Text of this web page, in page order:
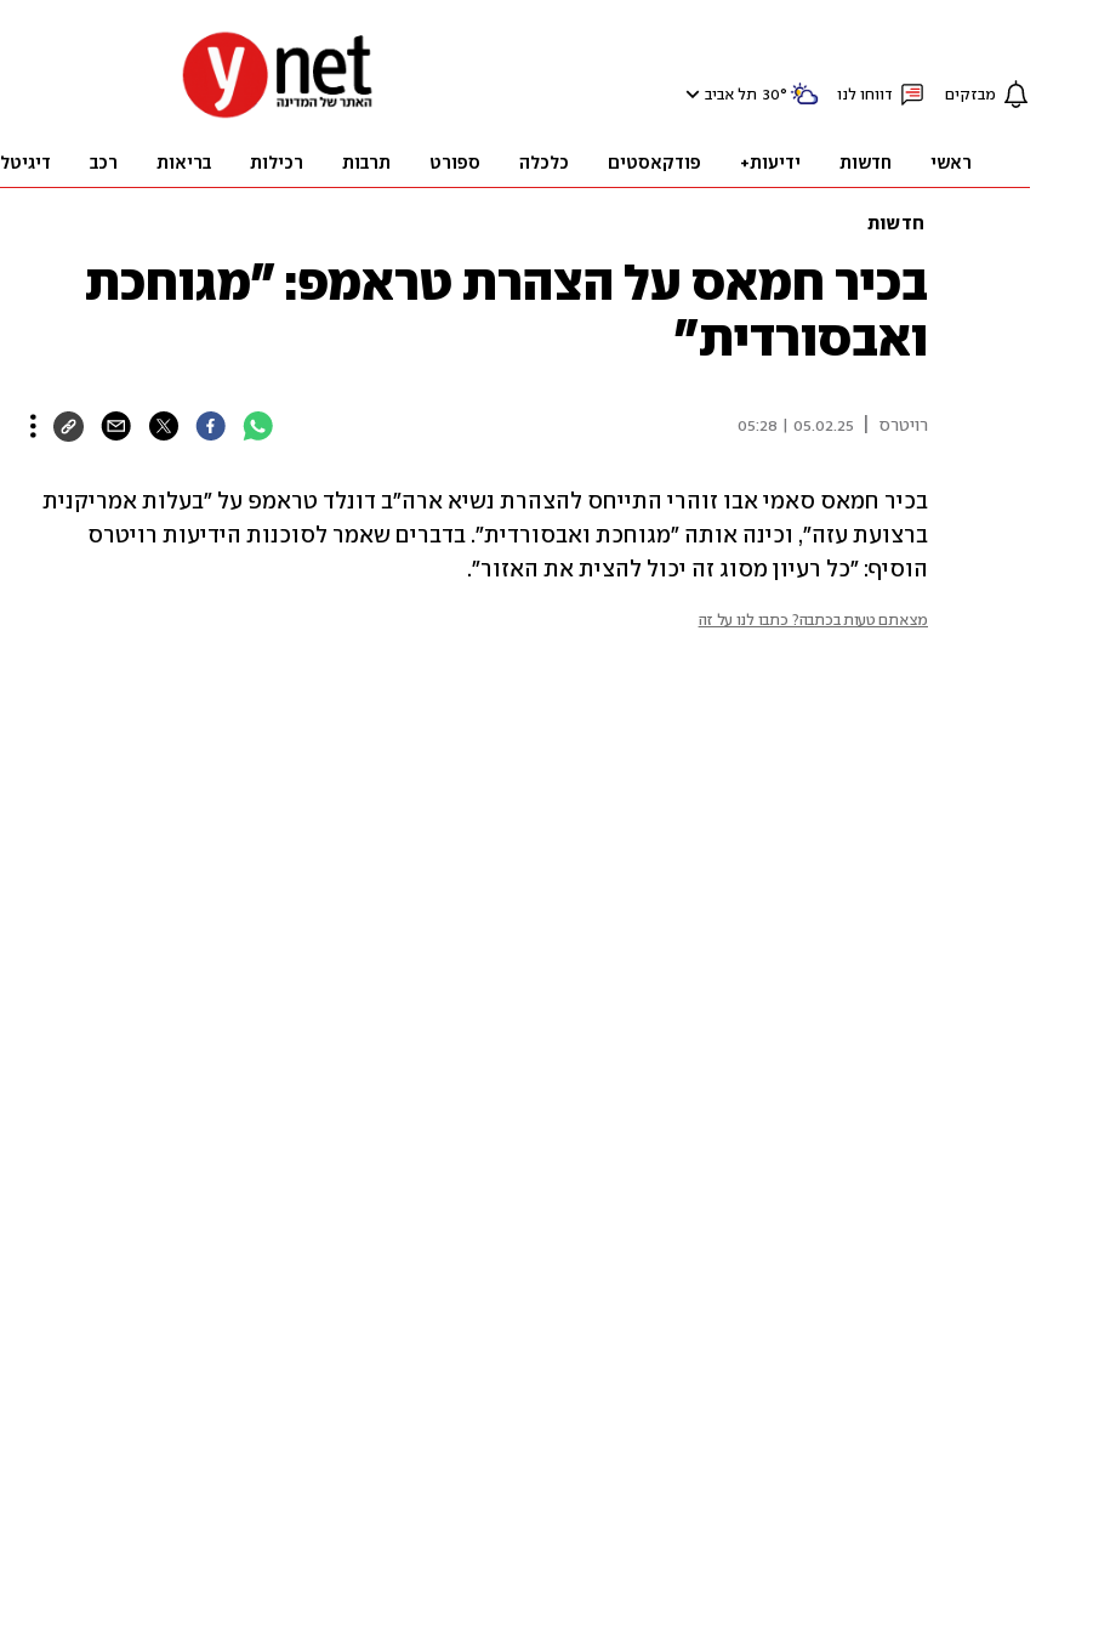
מבזקים דווחו לנו 30° תל אביב
ראשי חדשות ידיעות+ פודקאסטים כלכלה ספורט תרבות רכילות בריאות רכב דיגיטל
חדשות
בכיר חמאס על הצהרת טראמפ: "מגוחכת
ואבסורדית"
רויטרס 05.02.25 | 05:28
הוסיף: "כל רעיון מסוג זה יכול להצית את האזור".
מצאתם טעות בכתבה? כתבו לנו על זה